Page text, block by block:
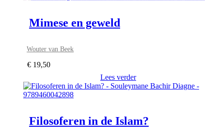
Mimese en geweld
Wouter van Beek
€ 19,50
Lees verder
Filosoferen in de Islam?